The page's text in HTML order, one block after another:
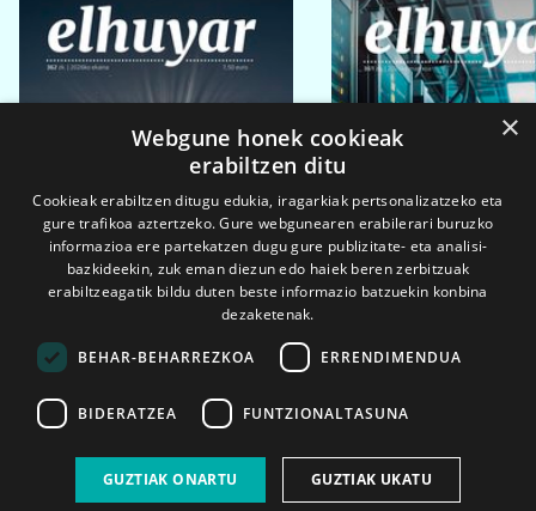
2026ko eka. 1a 2026ko mar. 1a
×
Webgune honek cookieak
erabiltzen ditu
Cookieak erabiltzen ditugu edukia, iragarkiak pertsonalizatzeko eta
gure trafikoa aztertzeko. Gure webgunearen erabilerari buruzko
informazioa ere partekatzen dugu gure publizitate- eta analisi-
bazkideekin, zuk eman diezun edo haiek beren zerbitzuak
erabiltzeagatik bildu duten beste informazio batzuekin konbina
dezaketenak.
BEHAR-BEHARREZKOA ERRENDIMENDUA
BIDERATZEA FUNTZIONALTASUNA
GUZTIAK ONARTU GUZTIAK UKATU